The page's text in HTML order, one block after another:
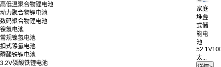
家庭
堆叠
式储
能电
池
太...
高低温聚合物锂电池
动力聚合物锂电池
数码聚合物锂电池
镍氢电池
常规镍氢电池
扣式镍氢电池
磷酸铁锂电池
3.2V磷酸铁锂电池